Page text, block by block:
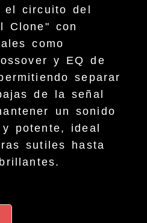
el circuito del
Clone" con
como
y EQ de
separar
de la señal
un sonido
potente, ideal
sutiles hasta